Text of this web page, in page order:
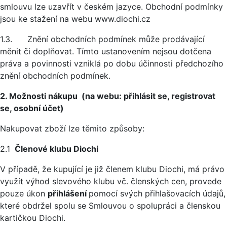
smlouvu lze uzavřít v českém jazyce. Obchodní podmínky
jsou ke stažení na webu www.diochi.cz
1.3. Znění obchodních podmínek může prodávající
měnit či doplňovat. Tímto ustanovením nejsou dotčena
práva a povinnosti vzniklá po dobu účinnosti předchozího
znění obchodních podmínek.
2. Možnosti nákupu (na webu: přihlásit se, registrovat
se, osobní účet)
Nakupovat zboží lze těmito způsoby:
2.1 Členové klubu Diochi
V případě, že kupující je již členem klubu Diochi, má právo
využít výhod slevového klubu vč. členských cen, provede
pouze úkon přihlášení pomocí svých přihlašovacích údajů,
které obdržel spolu se Smlouvou o spolupráci a členskou
kartičkou Diochi.